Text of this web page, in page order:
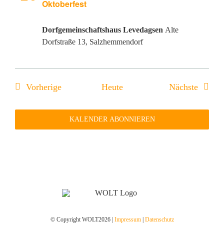
Oktoberfest
Dorfgemeinschaftshaus Levedagsen Alte
Dorfstraße 13, Salzhemmendorf
VorherigeVeranstaltungen
Heute Nächste
KALENDER ABONNIEREN
© Copyright WOLT2026 | Impressum| Datenschutz